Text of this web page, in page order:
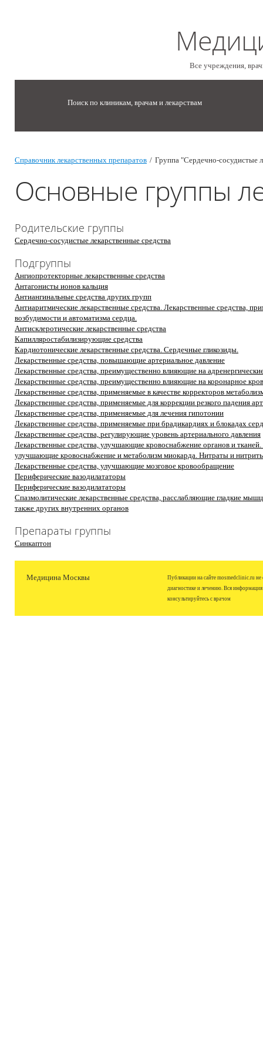
Все учреждения,
Поиск по клиникам, врачам и лекарствам
Справочник лекарственных препаратов / Группа "Сердечно-сосудистые
Основные группы
Родительские группы
Сердечно-сосудистые лекарственные средства
Подгруппы
Ангиопротекторные лекарственные средства
Антагонисты ионов кальция
Антиангинальные средства других групп
Антиаритмические лекарственные средства. Лекарственные средства,
возбудимости и автоматизма сердца.
Антисклеротические лекарственные средства
Капилляростабилизирующие средства
Кардиотонические лекарственные средства. Сердечные гликозиды.
Лекарственные средства, повышающие артериальное давление
Лекарственные средства, преимущественно влияющие на
Лекарственные средства, преимущественно влияющие на коронарное
Лекарственные средства, применяемые в качестве корректоров
Лекарственные средства, применяемые для коррекции резкого падения
Лекарственные средства, применяемые для лечения гипотонии
Лекарственные средства, применяемые при брадикардиях и блокадах
Лекарственные средства, регулирующие уровень артериального давления
Лекарственные средства, улучшающие кровоснабжение органов и тканей.
улучшающие кровоснабжение и метаболизм миокарда. Нитраты и
Лекарственные средства, улучшающие мозговое кровообращение
Периферические вазодилататоры
Периферические вазодилататоры
Спазмолитические лекарственные средства, расслабляющие гладкие
также других внутренних органов
Препараты группы
Синкаптон
Медицина Москвы
Публикации на сайте mosmedclinic.ru не
диагностике и лечению. Вся
консультируйтесь с врачом